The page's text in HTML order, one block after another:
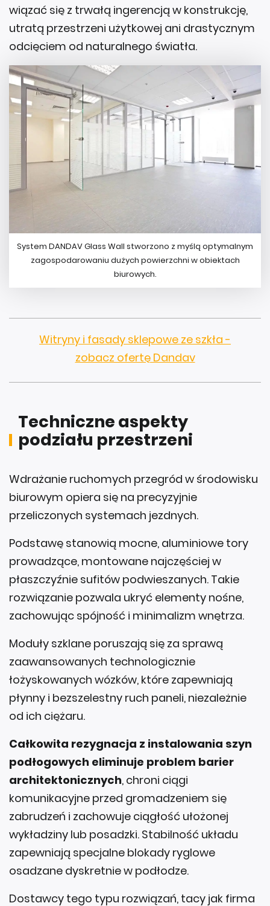
wiązać się z trwałą ingerencją w konstrukcję,
utratą przestrzeni użytkowej ani drastycznym
odcięciem od naturalnego światła.
System DANDAV Glass Wall stworzono z myślą optymalnym
zagospodarowaniu dużych powierzchni w obiektach
biurowych.
Witryny i fasady sklepowe ze szkła -
zobacz ofertę Dandav
Techniczne aspekty
podziału przestrzeni
Wdrażanie ruchomych przegród w środowisku
biurowym opiera się na precyzyjnie
przeliczonych systemach jezdnych.
Podstawę stanowią mocne, aluminiowe tory
prowadzące, montowane najczęściej w
płaszczyźnie sufitów podwieszanych. Takie
rozwiązanie pozwala ukryć elementy nośne,
zachowując spójność i minimalizm wnętrza.
Moduły szklane poruszają się za sprawą
zaawansowanych technologicznie
łożyskowanych wózków, które zapewniają
płynny i bezszelestny ruch paneli, niezależnie
od ich ciężaru.
Całkowita rezygnacja z instalowania szyn
podłogowych eliminuje problem barier
architektonicznych, chroni ciągi
komunikacyjne przed gromadzeniem się
zabrudzeń i zachowuje ciągłość ułożonej
wykładziny lub posadzki. Stabilność układu
zapewniają specjalne blokady ryglowe
osadzane dyskretnie w podłodze.
Dostawcy tego typu rozwiązań, tacy jak firma